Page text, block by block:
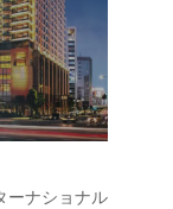
ーナショナル